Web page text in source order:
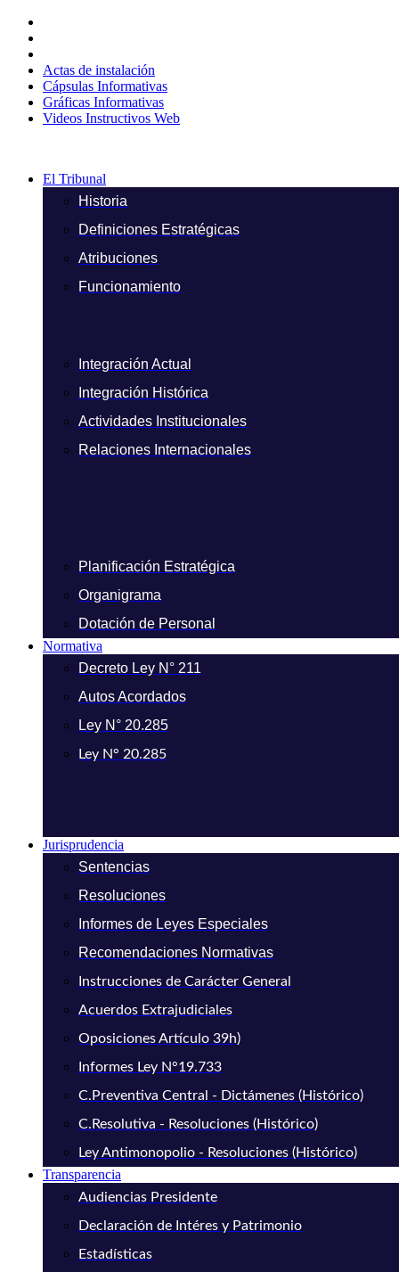
contenido
Actas de instalación
Cápsulas Informativas
Gráficas Informativas
Videos Instructivos Web
El Tribunal
Historia
Definiciones Estratégicas
Atribuciones
Funcionamiento
Integración Actual
Integración Histórica
Actividades Institucionales
Relaciones Internacionales
Planificación Estratégica
Organigrama
Dotación de Personal
Normativa
Decreto Ley N° 211
Autos Acordados
Ley N° 20.285
Ley N° 20.285
Jurisprudencia
Sentencias
Resoluciones
Informes de Leyes Especiales
Recomendaciones Normativas
Instrucciones de Carácter General
Acuerdos Extrajudiciales
Oposiciones Artículo 39h)
Informes Ley N°19.733
C.Preventiva Central - Dictámenes (Histórico)
C.Resolutiva - Resoluciones (Histórico)
Ley Antimonopolio - Resoluciones (Histórico)
Transparencia
Audiencias Presidente
Declaración de Intéres y Patrimonio
Estadísticas